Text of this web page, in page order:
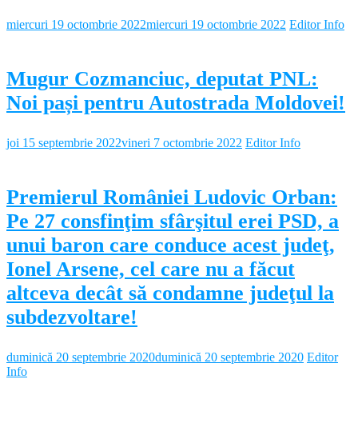
miercuri 19 octombrie 2022miercuri 19 octombrie 2022 Editor Info
Mugur Cozmanciuc, deputat PNL:
Noi pași pentru Autostrada Moldovei!
joi 15 septembrie 2022vineri 7 octombrie 2022 Editor Info
Premierul României Ludovic Orban:
Pe 27 consfinţim sfârşitul erei PSD, a
unui baron care conduce acest judeţ,
Ionel Arsene, cel care nu a făcut
altceva decât să condamne judeţul la
subdezvoltare!
duminică 20 septembrie 2020duminică 20 septembrie 2020 Editor
Info